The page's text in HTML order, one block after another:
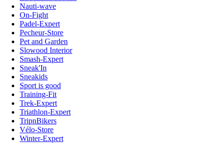
Nauti-wave
On-Fight
Padel-Expert
Pecheur-Store
Pet and Garden
Slowood Interior
Smash-Expert
Sneak'In
Sneakids
Sport is good
Training-Fit
Trek-Expert
Triathlon-Expert
TripnBikers
Vélo-Store
Winter-Expert